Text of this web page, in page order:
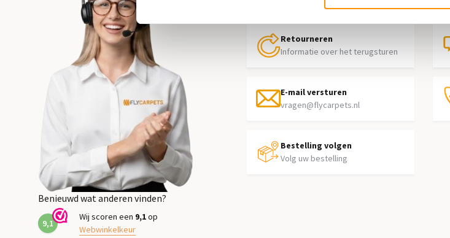
Retourneren
Informatie over het terugsturen
E-mail versturen
vragen@flycarpets.nl
Bestelling volgen
Volg uw bestelling
Benieuwd wat anderen vinden?
9,1
Wij scoren een 9,1op
Webwinkelkeur